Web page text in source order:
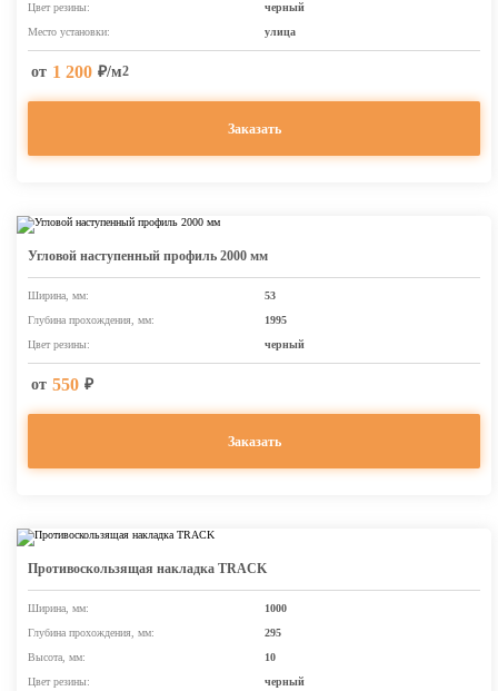
Цвет резины:
черный
Место установки:
улица
от 1 200 ₽/м2
Заказать
Угловой наступенный профиль 2000 мм
Ширина, мм:
53
Глубина прохождения, мм:
1995
Цвет резины:
черный
от 550 ₽
Заказать
Противоскользящая накладка TRACK
Ширина, мм:
1000
Глубина прохождения, мм:
295
Высота, мм:
10
Цвет резины:
черный